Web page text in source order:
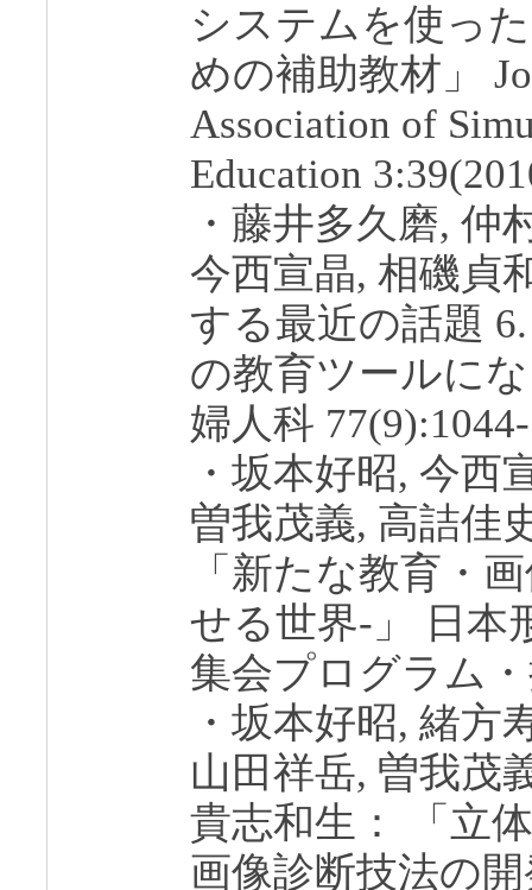
システムを使っ
めの補助教材」
Association of
Education
・藤井多久磨, 仲
今西宣晶, 相磯貞
する最近の話題
の教育ツールに
婦人科
・坂本好昭, 今西
曽我茂義, 高詰佳
「新たな教育・
せる世界-」 日本
集会プログラム
・坂本好昭, 緒方
山田祥岳, 曽我茂
貴志和生： 「立
画像診断技法の